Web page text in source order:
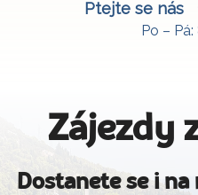
Ptejte se nás
Po –
Zájezdy
Dostanete se i